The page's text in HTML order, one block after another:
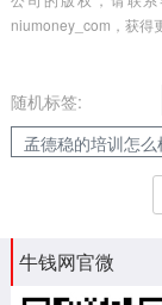
niumoney_com，获得
随机标签:
孟德稳的培训怎么
牛钱网官微